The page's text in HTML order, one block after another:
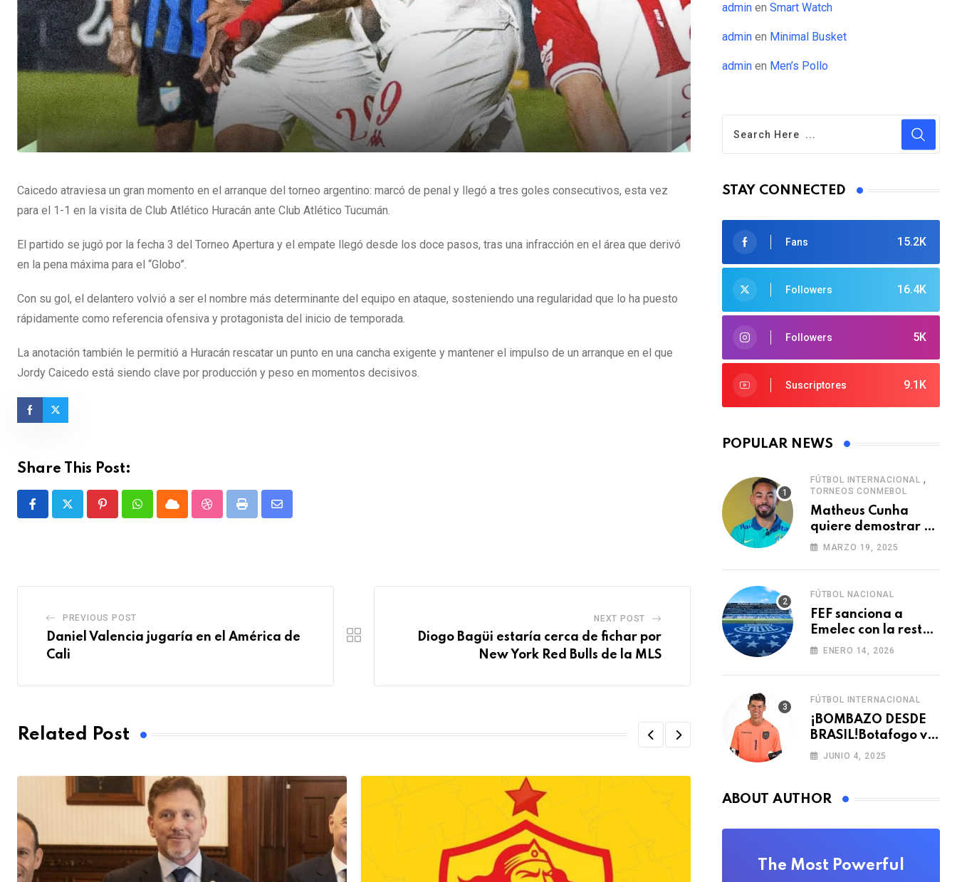
Caicedo atraviesa un gran momento en el arranque del torneo argentino: marcó de penal y llegó a tres goles consecutivos, esta vez
para el 1-1 en la visita de Club Atlético Huracán ante Club Atlético Tucumán.
El partido se jugó por la fecha 3 del Torneo Apertura y el empate llegó desde los doce pasos, tras una infracción en el área que derivó
en la pena máxima para el “Globo”.
Con su gol, el delantero volvió a ser el nombre más determinante del equipo en ataque, sosteniendo una regularidad que lo ha puesto
rápidamente como referencia ofensiva y protagonista del inicio de temporada.
La anotación también le permitió a Huracán rescatar un punto en una cancha exigente y mantener el impulso de un arranque en el que
Jordy Caicedo está siendo clave por producción y peso en momentos decisivos.
Share This Post:
PinterestWhatsappCloud StumbleUpon
Print
Share
PREVIOUS POST
Daniel Valencia jugaría en el América de
Cali
NEXT POST
Diogo Bagüi estaría cerca de fichar por
New York Red Bulls de la MLS
Related Post
admin en Smart Watch
admin en Minimal Busket
admin en Men’s Pollo
STAY CONNECTED
15.2K
Fans
16.4K
Followers
5K
Followers
9.1K
Suscriptores
POPULAR NEWS
FÚTBOL INTERNACIONAL ,
TORNEOS CONMEBOL
Matheus Cunha
quiere demostrar el
verdadero nivel de
MARZO 19, 2025
FÚTBOL NACIONAL
FEF sanciona a
Emelec con la resta
de tres puntos para
ENERO 14, 2026
FÚTBOL INTERNACIONAL
¡BOMBAZO DESDE
BRASIL!Botafogo va
con TODO por el
JUNIO 4, 2025
ABOUT AUTHOR
The Most Powerful